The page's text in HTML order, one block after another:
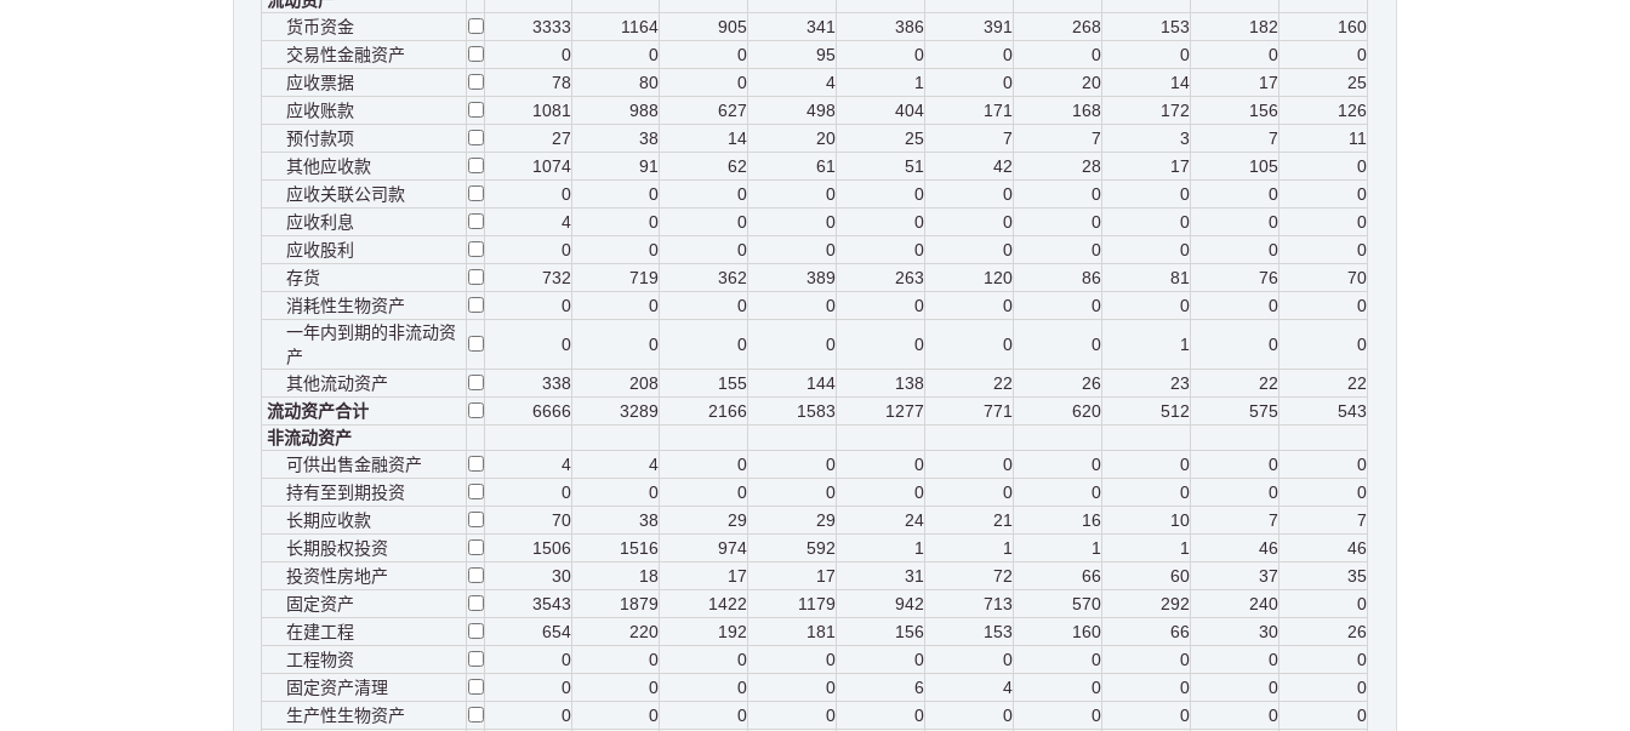
货币资金
3333 1164 905 341 386 391 268 153 182
160
交易性金融资产
0 0 0 95 0 0 0 0 0
0
应收票据
78 80 0 4 1 0 20 14 17
25
应收账款
1081 988 627 498 404 171 168 172 156
126
预付款项
27 38 14 20 25 7 7 3 7
11
其他应收款
1074 91 62 61 51 42 28 17 105
0
应收关联公司款
0 0 0 0 0 0 0 0 0
0
应收利息
4 0 0 0 0 0 0 0 0
0
应收股利
0 0 0 0 0 0 0 0 0
0
存货
732 719 362 389 263 120 86 81 76
70
消耗性生物资产
0 0 0 0 0 0 0 0 0
0
一年内到期的非流动资
产
0 0 0 0 0 0 0 1 0
0
其他流动资产
338 208 155 144 138 22 26 23 22
22
流动资产合计
6666 3289 2166 1583 1277 771 620 512 575
543
非流动资产
可供出售金融资产
4 4 0 0 0 0 0 0 0
0
持有至到期投资
0 0 0 0 0 0 0 0 0
0
长期应收款
70 38 29 29 24 21 16 10 7
7
长期股权投资
1506 1516 974 592 1 1 1 1 46
46
投资性房地产
30 18 17 17 31 72 66 60 37
35
固定资产
3543 1879 1422 1179 942 713 570 292 240
0
在建工程
654 220 192 181 156 153 160 66 30
26
工程物资
0 0 0 0 0 0 0 0 0
0
固定资产清理
0 0 0 0 6 4 0 0 0
0
生产性生物资产
0 0 0 0 0 0 0 0 0
0